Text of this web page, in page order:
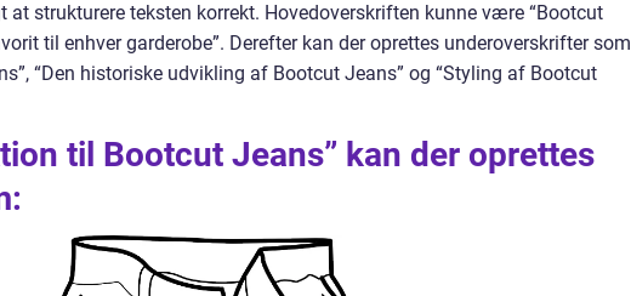
at strukturere teksten korrekt. Hovedoverskriften kunne være “Bootcut
til enhver garderobe”. Derefter kan der oprettes underoverskrifter som
“Den historiske udvikling af Bootcut Jeans” og “Styling af Bootcut
til Bootcut Jeans” kan der oprettes